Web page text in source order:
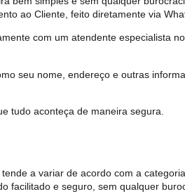
ao Cliente, feito diretamente via
com um atendente especialista
seu nome, endereço e outras
tudo aconteça de maneira segura.
a variar de acordo com a
facilitado e seguro, sem qualquer